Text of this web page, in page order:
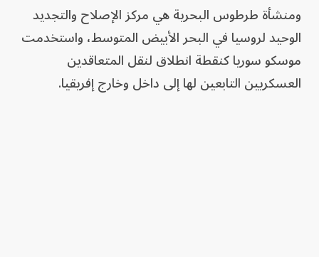
ومنشأة طرطوس البحرية هي مركز الإصلاح والتجديد
الوحيد لروسيا في البحر الأبيض المتوسط، واستخدمت
موسكو سوريا كنقطة انطلاق لنقل المتعاقدين
العسكريين التابعين لها إلى داخل وخارج إفريقيا.